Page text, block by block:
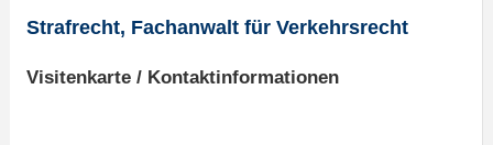
Strafrecht, Fachanwalt für Verkehrsrecht
Visitenkarte / Kontaktinformationen